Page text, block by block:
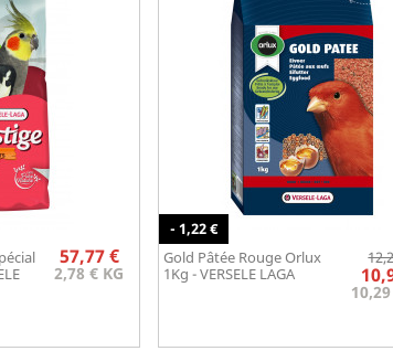
Prix
57,77 €
2,78 € KG
rapide
Gold Pâtée Rouge Orlux
1Kg - VERSELE LAGA
- 1,22 €
Aperçu rapide